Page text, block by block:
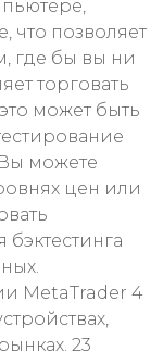
что позволяет
где бы вы ни
торговать
может быть
можете
цен или
бэктестинга
MetaTrader 4
23